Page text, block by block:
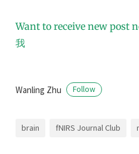
Want to receive new post
我
Wanling Zhu Follow
brain fNIRS Journal Club